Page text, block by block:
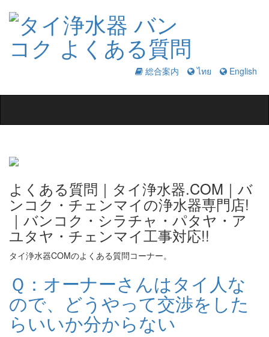
総合案内 ไทย
English
navigation
よくある質問｜タイ浄水器.COM｜バ
ンコク・チェンマイの浄水器専門店!
｜バンコク・シラチャ・パタヤ・ア
ユタヤ・チェンマイ工事対応!!
タイ浄水器COMのよくある質問コーナー。
Ｑ：オーナーさんはタイ人な
ので、どうやって交渉をした
らいいか分からない